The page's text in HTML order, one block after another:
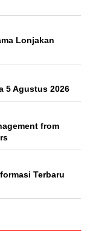
Lonjakan
5 Agustus 2026
from
Terbaru